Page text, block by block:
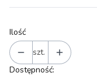
Ilość
szt.
Dostępność: